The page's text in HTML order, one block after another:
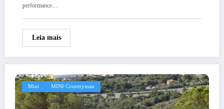
performance…
Leia mais
Mini MINI Countryman